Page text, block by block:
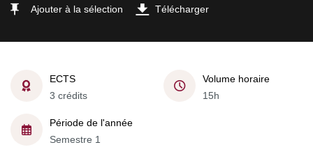
Ajouter à la sélection Télécharger
ECTS
3 crédits
Volume horaire
15h
Période de l'année
Semestre 1